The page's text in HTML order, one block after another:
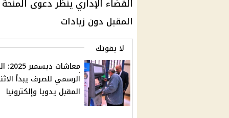
المقبل دون زيادات
لا يفوتك
معاشات
الرسمي للصرف يبدأ
المقبل يدويا وإلكترونيا